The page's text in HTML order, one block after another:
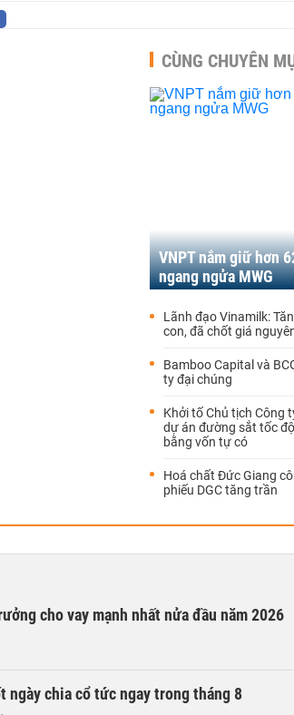
CÙNG CHUYÊN
VNPT nắm giữ hơn
ngang ngửa MWG
Lãnh đạo Vinamilk:
con, đã chốt giá
Bamboo Capital và
ty đại chúng
Khởi tố Chủ tịch Công
dự án đường sắt tốc
bằng vốn tự có
Hoá chất Đức Giang
phiếu DGC tăng trần
cho vay mạnh nhất nửa đầu năm 2026
ngày chia cổ tức ngay trong tháng 8